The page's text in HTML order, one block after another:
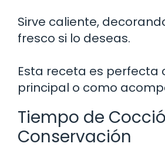
Sirve caliente,
fresco si lo deseas.
Esta receta es perfecta
principal o como
Tiempo de
Conservación